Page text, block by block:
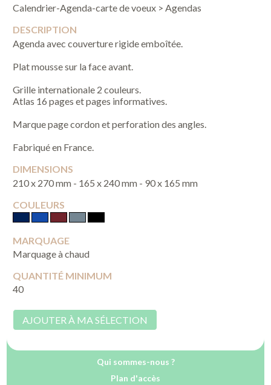
Calendrier-Agenda-carte de voeux > Agendas
DESCRIPTION
Agenda avec couverture rigide emboîtée.
Plat mousse sur la face avant.
Grille internationale 2 couleurs.
Atlas 16 pages et pages informatives.
Marque page cordon et perforation des angles.
Fabriqué en France.
DIMENSIONS
210 x 270 mm - 165 x 240 mm - 90 x 165 mm
COULEURS
MARQUAGE
Marquage à chaud
QUANTITÉ MINIMUM
40
AJOUTER À MA SÉLECTION
Qui sommes-nous ?
Plan d'accès